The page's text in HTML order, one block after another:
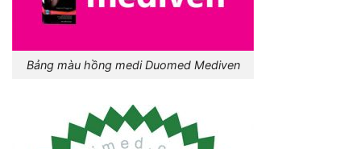
Bảng màu hồng medi Duomed Mediven